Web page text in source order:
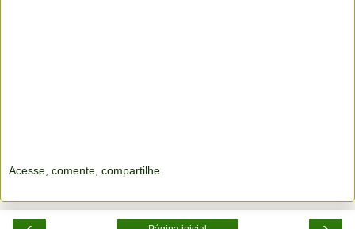
Acesse, comente, compartilhe